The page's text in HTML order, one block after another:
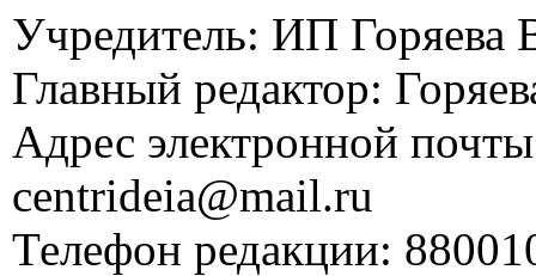
Учредитель: ИП Горяева
Главный редактор:
Адрес электронной
centrideia@mail.ru
Телефон редакции: